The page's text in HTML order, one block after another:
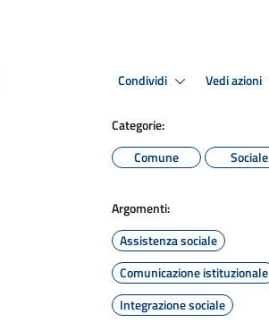
Condividi Vedi azioni
Categorie:
Comune
Sociale
Argomenti:
Assistenza sociale
Comunicazione istituzionale
Integrazione sociale